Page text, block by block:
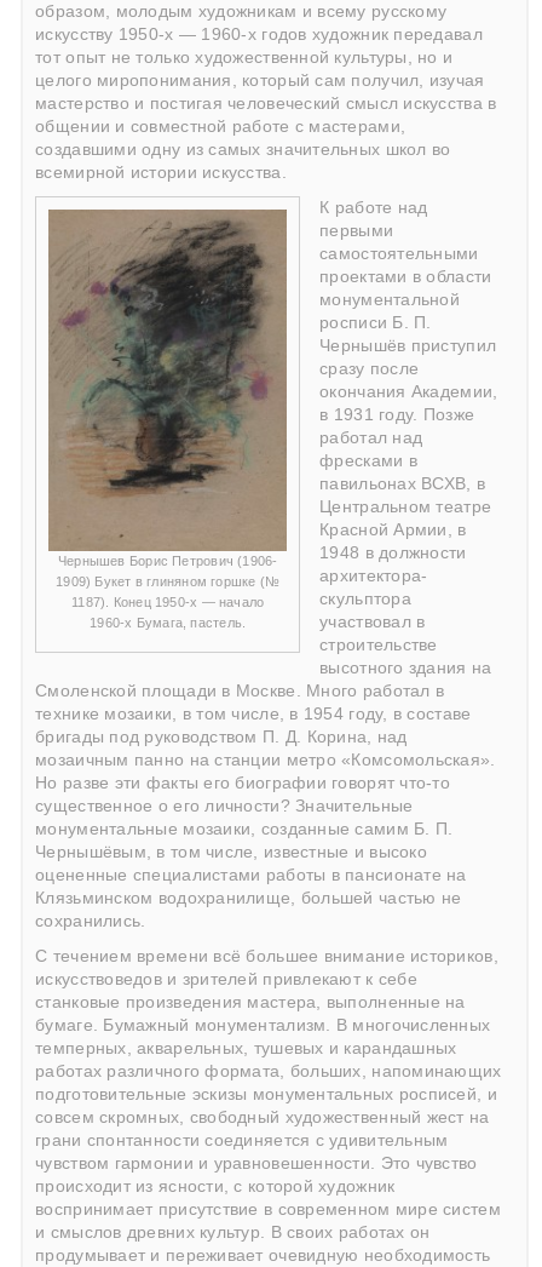
образом, молодым художникам и всему русскому
искусству 1950-х — 1960-х годов художник передавал
тот опыт не только художественной культуры, но и
целого миропонимания, который сам получил, изучая
мастерство и постигая человеческий смысл искусства в
общении и совместной работе с мастерами,
создавшими одну из самых значительных школ во
всемирной истории искусства.
Чернышев Борис Петрович (1906-
1909) Букет в глиняном горшке (№
1187). Конец 1950-х — начало
1960-х Бумага, пастель.
К работе над
первыми
самостоятельными
проектами в области
монументальной
росписи Б. П.
Чернышёв приступил
сразу после
окончания Академии,
в 1931 году. Позже
работал над
фресками в
павильонах ВСХВ, в
Центральном театре
Красной Армии, в
1948 в должности
архитектора-
скульптора
участвовал в
строительстве
высотного здания на
Смоленской площади в Москве. Много работал в
технике мозаики, в том числе, в 1954 году, в составе
бригады под руководством П. Д. Корина, над
мозаичным панно на станции метро «Комсомольская».
Но разве эти факты его биографии говорят что-то
существенное о его личности? Значительные
монументальные мозаики, созданные самим Б. П.
Чернышёвым, в том числе, известные и высоко
оцененные специалистами работы в пансионате на
Клязьминском водохранилище, большей частью не
сохранились.
С течением времени всё большее внимание историков,
искусствоведов и зрителей привлекают к себе
станковые произведения мастера, выполненные на
бумаге. Бумажный монументализм. В многочисленных
темперных, акварельных, тушевых и карандашных
работах различного формата, больших, напоминающих
подготовительные эскизы монументальных росписей, и
совсем скромных, свободный художественный жест на
грани спонтанности соединяется с удивительным
чувством гармонии и уравновешенности. Это чувство
происходит из ясности, с которой художник
воспринимает присутствие в современном мире систем
и смыслов древних культур. В своих работах он
продумывает и переживает очевидную необходимость